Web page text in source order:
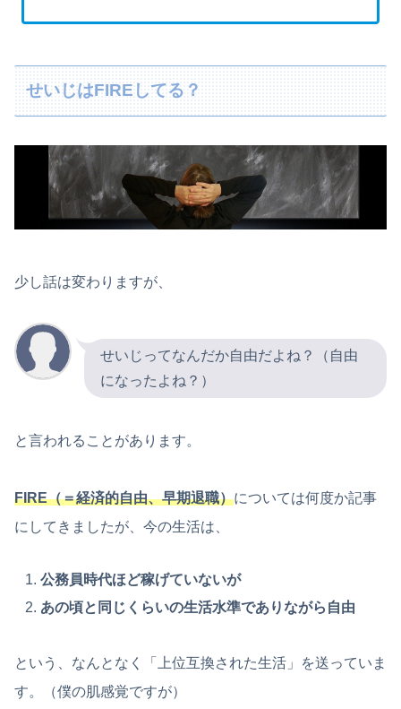
せいじはFIREしてる？
少し話は変わりますが、
せいじってなんだか自由だよね？（自由
になったよね？）
と言われることがあります。
FIRE（＝経済的自由、早期退職）については何度か記事
にしてきましたが、今の生活は、
公務員時代ほど稼げていないが
あの頃と同じくらいの生活水準でありながら自由
という、なんとなく「上位互換された生活」を送っていま
す。（僕の肌感覚ですが）